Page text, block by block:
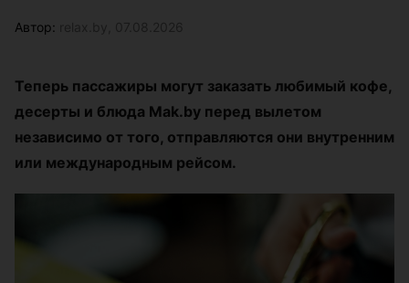
Автор:
Теперь пассажиры могут заказать любимый кофе,
десерты и блюда Mak.by перед вылетом
независимо от того, отправляются они внутренним
или международным рейсом.